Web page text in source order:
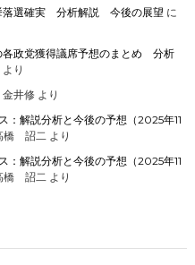
選確実 分析解説 今後の展望 に
政党獲得議席予想のまとめ 分析
より
金井修より
：解説分析と今後の予想（2025年11
橋 詔二 より
：解説分析と今後の予想（2025年11
橋 詔二 より